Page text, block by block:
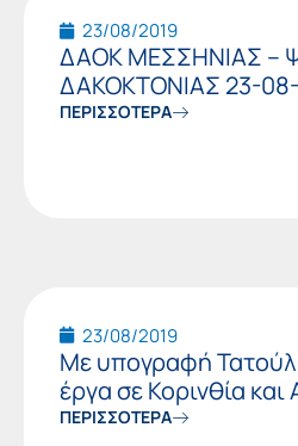
23/08/2019
ΔΑΟΚ ΜΕΣΣΗΝΙΑΣ –
ΔΑΚΟΚΤΟΝΙΑΣ 23-
ΠΕΡΙΣΣΟΤΕΡΑ
23/08/2019
Με υπογραφή
έργα σε Κορινθία και
ΠΕΡΙΣΣΟΤΕΡΑ